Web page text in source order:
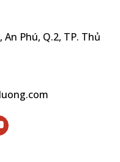
Phú, Q.2, TP. Thủ